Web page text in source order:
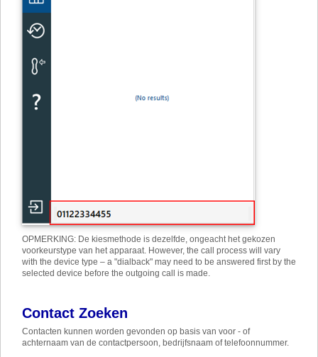
OPMERKING: De kiesmethode is dezelfde, ongeacht het gekozen
voorkeurstype van het apparaat. However, the call process will vary
with the device type – a "dialback" may need to be answered first by the
selected device before the outgoing call is made.
Contact Zoeken
Contacten kunnen worden gevonden op basis van voor - of
achternaam van de contactpersoon, bedrijfsnaam of telefoonnummer.